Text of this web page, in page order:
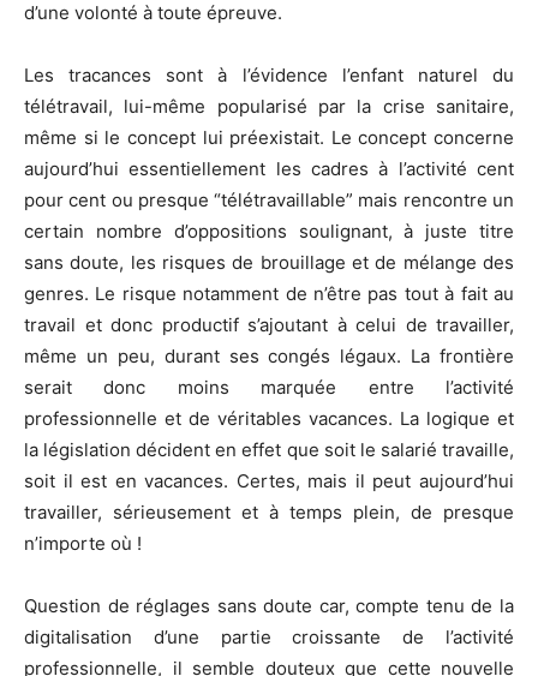
d’une volonté à toute épreuve.
Les tracances sont à l’évidence l’enfant naturel du
télétravail, lui-même popularisé par la crise sanitaire,
même si le concept lui préexistait. Le concept concerne
aujourd’hui essentiellement les cadres à l’activité cent
pour cent ou presque “télétravaillable” mais rencontre un
certain nombre d’oppositions soulignant, à juste titre
sans doute, les risques de brouillage et de mélange des
genres. Le risque notamment de n’être pas tout à fait au
travail et donc productif s’ajoutant à celui de travailler,
même un peu, durant ses congés légaux. La frontière
serait donc moins marquée entre l’activité
professionnelle et de véritables vacances. La logique et
la législation décident en effet que soit le salarié travaille,
soit il est en vacances. Certes, mais il peut aujourd’hui
travailler, sérieusement et à temps plein, de presque
n’importe où !
Question de réglages sans doute car, compte tenu de la
digitalisation d’une partie croissante de l’activité
professionnelle, il semble douteux que cette nouvelle